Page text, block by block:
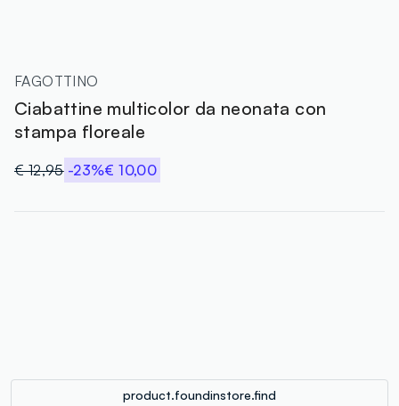
FAGOTTINO
Ciabattine multicolor da neonata con
stampa floreale
€ 12,95 -23%€ 10,00
product.foundinstore.find